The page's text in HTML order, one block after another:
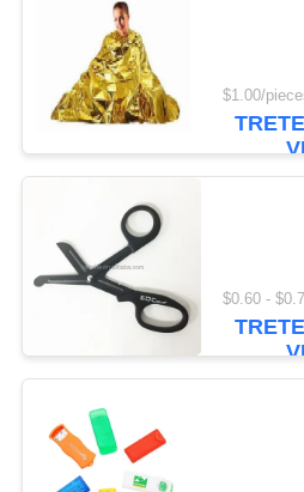
Heftpflaster-
Verbände
Ausrüstung
Auto-
$0.60 -